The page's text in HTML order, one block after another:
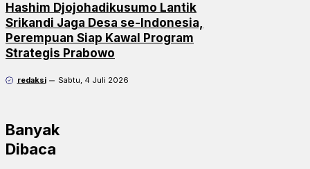
Hashim Djojohadikusumo Lantik
Srikandi Jaga Desa se-Indonesia,
Perempuan Siap Kawal Program
Strategis Prabowo
redaksi Sabtu, 4 Juli 2026
Banyak
Dibaca